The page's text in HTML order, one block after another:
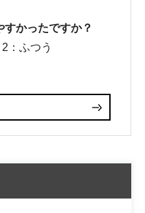
すかったですか？
2：ふつう